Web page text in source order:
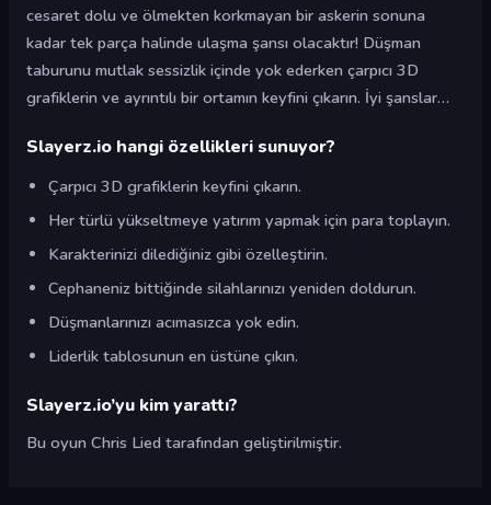
cesaret dolu ve ölmekten korkmayan bir askerin sonuna
kadar tek parça halinde ulaşma şansı olacaktır! Düşman
taburunu mutlak sessizlik içinde yok ederken çarpıcı 3D
grafiklerin ve ayrıntılı bir ortamın keyfini çıkarın. İyi şanslar…
Slayerz.io hangi özellikleri sunuyor?
Çarpıcı 3D grafiklerin keyfini çıkarın.
Her türlü yükseltmeye yatırım yapmak için para toplayın.
Karakterinizi dilediğiniz gibi özelleştirin.
Cephaneniz bittiğinde silahlarınızı yeniden doldurun.
Düşmanlarınızı acımasızca yok edin.
Liderlik tablosunun en üstüne çıkın.
Slayerz.io’yu kim yarattı?
Bu oyun Chris Lied tarafından geliştirilmiştir.